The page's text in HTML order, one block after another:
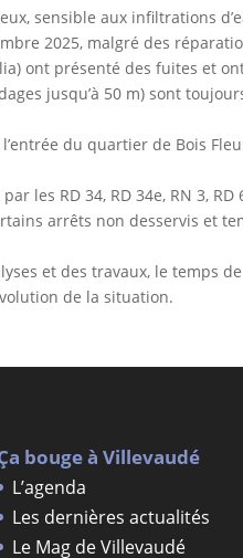
sensible aux infiltrations
2025, malgré des
ont présenté des fuites et
jusqu’à 50 m) sont
du quartier de Bois
les RD 34, RD 34e, RN 3, RD
arrêts non desservis et
et des travaux, le temps
de la situation.
bouge à Villevaudé
L’agenda
Les dernières actualités
Le Mag de Villevaudé